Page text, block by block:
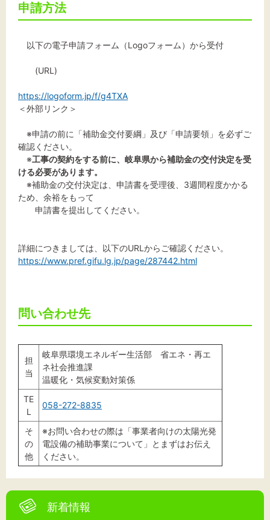
新着情報
申請方法
以下の電子申請フォーム（Logoフォーム）から受付
(URL)
https://logoform.jp/f/g4TXA
＜外部リンク＞
※申請の前に「補助金交付要綱」及び「申請要領」を必ずご
確認ください。
※工事の契約をする前に、岐阜県から補助金の交付決定を受
ける必要があります。
※補助金の交付決定は、申請書を受理後、3週間程度かかる
ため、余裕をもって
申請書を提出してください。
詳細につきましては、以下のURLからご確認ください。
https://www.pref.gifu.lg.jp/page/287442.html
問い合わせ先
担
当
岐阜県環境エネルギー生活部 省エネ・再エ
ネ社会推進課
温暖化・気候変動対策係
TE
L
058-272-8835
そ
の
他
※お問い合わせの際は「事業者向けの太陽光発
電設備の補助事業について」とまずはお伝え
ください。